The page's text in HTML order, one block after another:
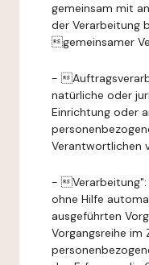
gemeinsam mit
der Verarbeitung
gemeinsamer
-
natürliche oder
Einrichtung oder
Verantwortlichen
-
ohne Hilfe
ausgeführten
Vorgangsreihe im